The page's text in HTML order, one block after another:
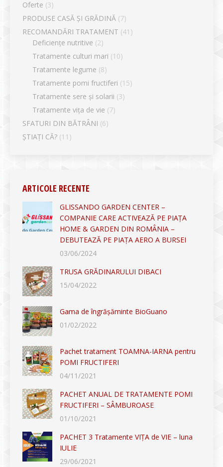
Oferte (3)
PRODUSE CASĂ ȘI GRĂDINĂ (7)
RECOMANDĂRI TRATAMENT (41)
Deficiențe nutritive (2)
Tratamente culturi mari (10)
Tratamente legume (8)
Tratamente pomi fructiferi (15)
Tratamente sere și solarii (3)
Tratamente vița de vie (7)
SFATURI DIN BĂTRÂNI (6)
ȘTIAȚI CĂ? (11)
ARTICOLE RECENTE
GLISSANDO GARDEN CENTER –
COMPANIE CARE ACTIVEAZĂ PE PIAȚA
HOME & GARDEN DIN ROMÂNIA –
DEBUTEAZĂ PE PIAȚA AERO A BURSEI
03/06/2024
TRUSA GRĂDINARULUI DIBACI
15/04/2022
Gama de îngrășăminte BioGuano
01/02/2022
Pachet tratament TOAMNA-IARNA pentru
POMI FRUCTIFERI
04/11/2021
PACHET ANUAL DE TRATAMENTE POMI
FRUCTIFERI – SÂMBUROASE
01/10/2021
PACHET 3 Tratamente VIȚA de VIE – luna
IULIE
29/06/2021